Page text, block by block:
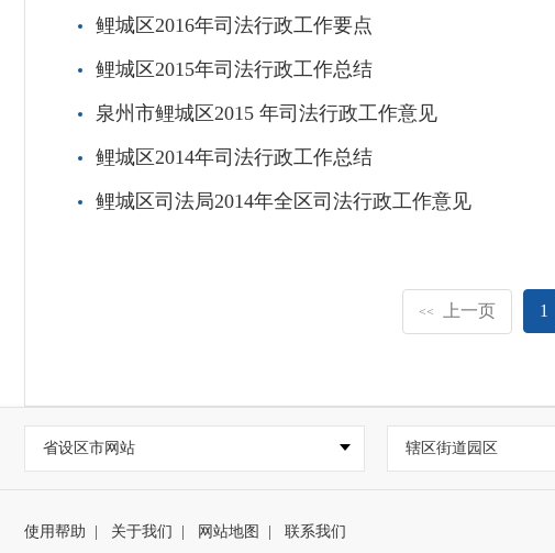
鲤城区2016年司法行政工作要点
鲤城区2015年司法行政工作总结
泉州市鲤城区2015 年司法行政工作意见
鲤城区2014年司法行政工作总结
鲤城区司法局2014年全区司法行政工作意见
<< 上一页 1
省设区市网站 辖区街道园区
使用帮助 关于我们 网站地图 联系我们